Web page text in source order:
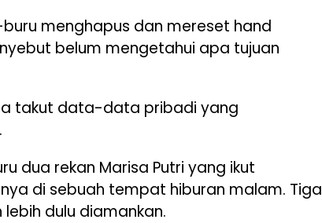
menghapus dan mereset hand
belum mengetahui apa tujuan
takut data-data pribadi yang
dua rekan Marisa Putri yang ikut
di sebuah tempat hiburan malam. Tiga
dulu diamankan.